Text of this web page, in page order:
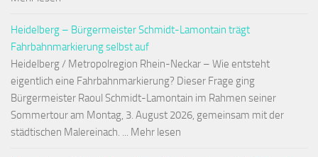
Heidelberg – Bürgermeister Schmidt-Lamontain trägt
Fahrbahnmarkierung selbst auf
Heidelberg / Metropolregion Rhein-Neckar – Wie entsteht
eigentlich eine Fahrbahnmarkierung? Dieser Frage ging
Bürgermeister Raoul Schmidt-Lamontain im Rahmen seiner
Sommertour am Montag, 3. August 2026, gemeinsam mit der
städtischen Malereinach. ... Mehr lesen